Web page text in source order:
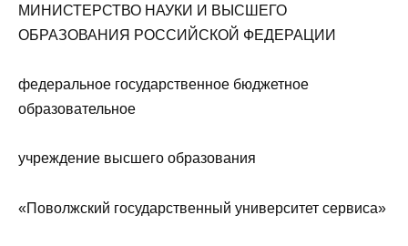
МИНИСТЕРСТВО НАУКИ И ВЫСШЕГО
ОБРАЗОВАНИЯ РОССИЙСКОЙ ФЕДЕРАЦИИ
федеральное государственное бюджетное
образовательное
учреждение высшего образования
«Поволжский государственный университет сервиса»